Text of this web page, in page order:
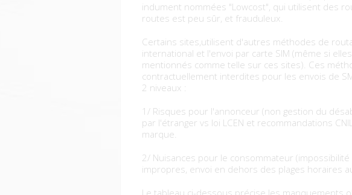
indument nommées "Lowcost", qui utilisent des
routes est peu sûr, et frauduleux.
Certains sites,utilisent d'autres méthodes de
international et l'envoi par carte SIM (même si
mentionnés comme telle sur ces sites). Ces
contractuellement interdites pour les envois de
2 niveaux :
1/ Risques pour l'annonceur (non gestion du
par l'étranger vs loi LCEN et recommandations
marque.
2/ Nuisances pour le consommateur
impropres, envoi en dehors des plages horaires